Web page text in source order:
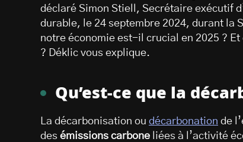
déclaré Simon Stiell, Secrétaire exécutif
durable, le 24 septembre 2024, durant la
notre économie est-il crucial en 2025 ?
? Déklic vous explique.
Qu’est-ce que la
La décarbonisation ou décarbonation de
des émissions carbone liées à l’activité